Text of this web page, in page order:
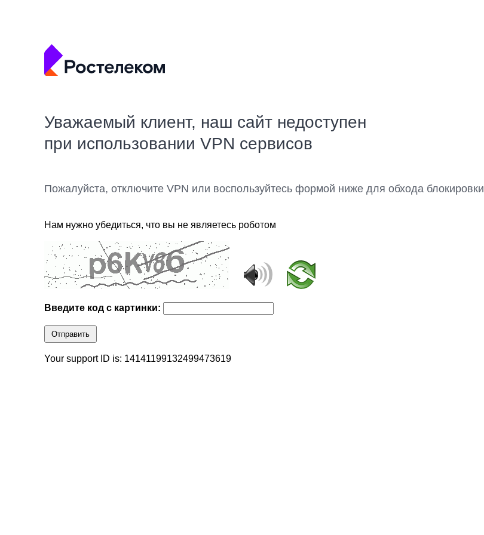
Уважаемый клиент, наш сайт недоступен
при использовании VPN сервисов
Пожалуйста, отключите VPN или воспользуйтесь формой ниже для обхода блокировки
Нам нужно убедиться, что вы не являетесь роботом
Введите код с картинки:
Отправить
Your support ID is: 14141199132499473619